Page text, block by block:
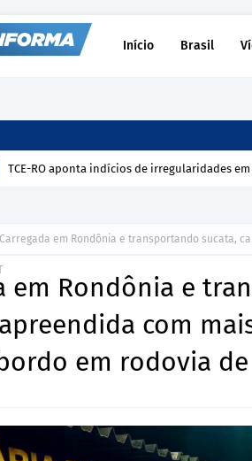
Início Brasil
TCE-RO aponta indícios de irregularidades
Carregada em Rondônia e transportando sucata,
em Rondônia e
com
em rodovia de